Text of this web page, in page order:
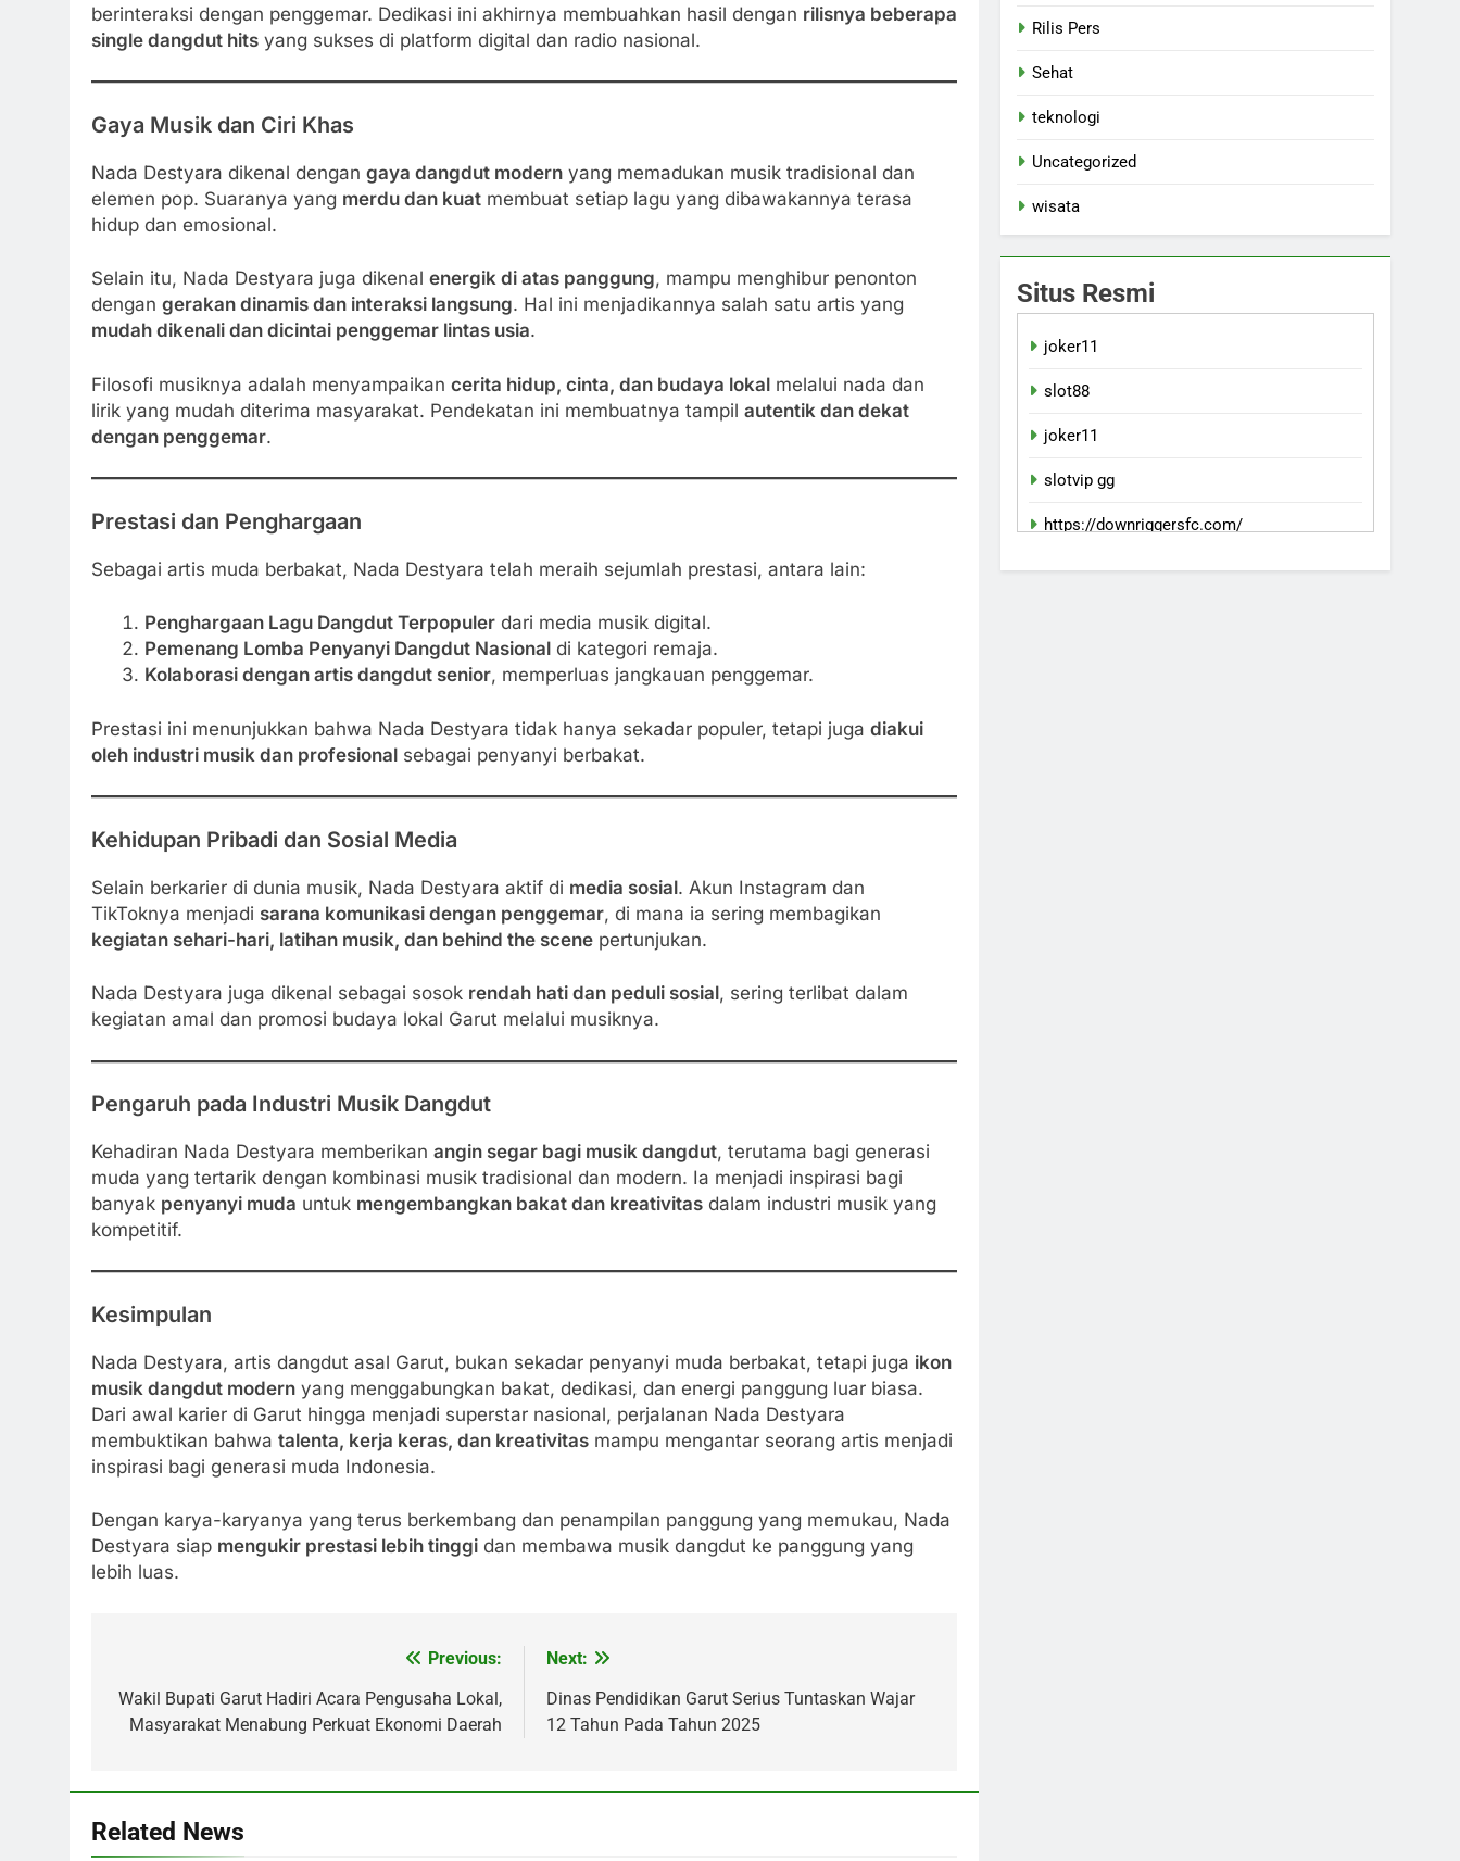
berinteraksi dengan penggemar. Dedikasi ini akhirnya membuahkan hasil dengan rilisnya beberapa
single dangdut hits yang sukses di platform digital dan radio nasional.
Gaya Musik dan Ciri Khas
Nada Destyara dikenal dengan gaya dangdut modern yang memadukan musik tradisional dan
elemen pop. Suaranya yang merdu dan kuat membuat setiap lagu yang dibawakannya terasa
hidup dan emosional.
Selain itu, Nada Destyara juga dikenal energik di atas panggung, mampu menghibur penonton
dengan gerakan dinamis dan interaksi langsung. Hal ini menjadikannya salah satu artis yang
mudah dikenali dan dicintai penggemar lintas usia.
Filosofi musiknya adalah menyampaikan cerita hidup, cinta, dan budaya lokal melalui nada dan
lirik yang mudah diterima masyarakat. Pendekatan ini membuatnya tampil autentik dan dekat
dengan penggemar.
Prestasi dan Penghargaan
Sebagai artis muda berbakat, Nada Destyara telah meraih sejumlah prestasi, antara lain:
Penghargaan Lagu Dangdut Terpopulerdari media musik digital.
Pemenang Lomba Penyanyi Dangdut Nasionaldi kategori remaja.
Kolaborasi dengan artis dangdut senior, memperluas jangkauan penggemar.
Prestasi ini menunjukkan bahwa Nada Destyara tidak hanya sekadar populer, tetapi juga diakui
oleh industri musik dan profesional sebagai penyanyi berbakat.
Kehidupan Pribadi dan Sosial Media
Selain berkarier di dunia musik, Nada Destyara aktif di media sosial. Akun Instagram dan
TikToknya menjadi sarana komunikasi dengan penggemar, di mana ia sering membagikan
kegiatan sehari-hari, latihan musik, dan behind the scene pertunjukan.
Nada Destyara juga dikenal sebagai sosok rendah hati dan peduli sosial, sering terlibat dalam
kegiatan amal dan promosi budaya lokal Garut melalui musiknya.
Pengaruh pada Industri Musik Dangdut
Kehadiran Nada Destyara memberikan angin segar bagi musik dangdut, terutama bagi generasi
muda yang tertarik dengan kombinasi musik tradisional dan modern. Ia menjadi inspirasi bagi
banyak penyanyi muda untuk mengembangkan bakat dan kreativitas dalam industri musik yang
kompetitif.
Kesimpulan
Nada Destyara, artis dangdut asal Garut, bukan sekadar penyanyi muda berbakat, tetapi juga ikon
musik dangdut modern yang menggabungkan bakat, dedikasi, dan energi panggung luar biasa.
Dari awal karier di Garut hingga menjadi superstar nasional, perjalanan Nada Destyara
membuktikan bahwa talenta, kerja keras, dan kreativitas mampu mengantar seorang artis menjadi
inspirasi bagi generasi muda Indonesia.
Dengan karya-karyanya yang terus berkembang dan penampilan panggung yang memukau, Nada
Destyara siap mengukir prestasi lebih tinggi dan membawa musik dangdut ke panggung yang
lebih luas.
navigation
Previous:
Wakil Bupati Garut Hadiri Acara Pengusaha Lokal,
Masyarakat Menabung Perkuat Ekonomi Daerah
Next:
Dinas Pendidikan Garut Serius Tuntaskan Wajar
12 Tahun Pada Tahun 2025
Related News
Rilis Pers
Sehat
teknologi
Uncategorized
wisata
Situs Resmi
joker11
slot88
joker11
slotvip gg
https://downriggersfc.com/
bento11 login